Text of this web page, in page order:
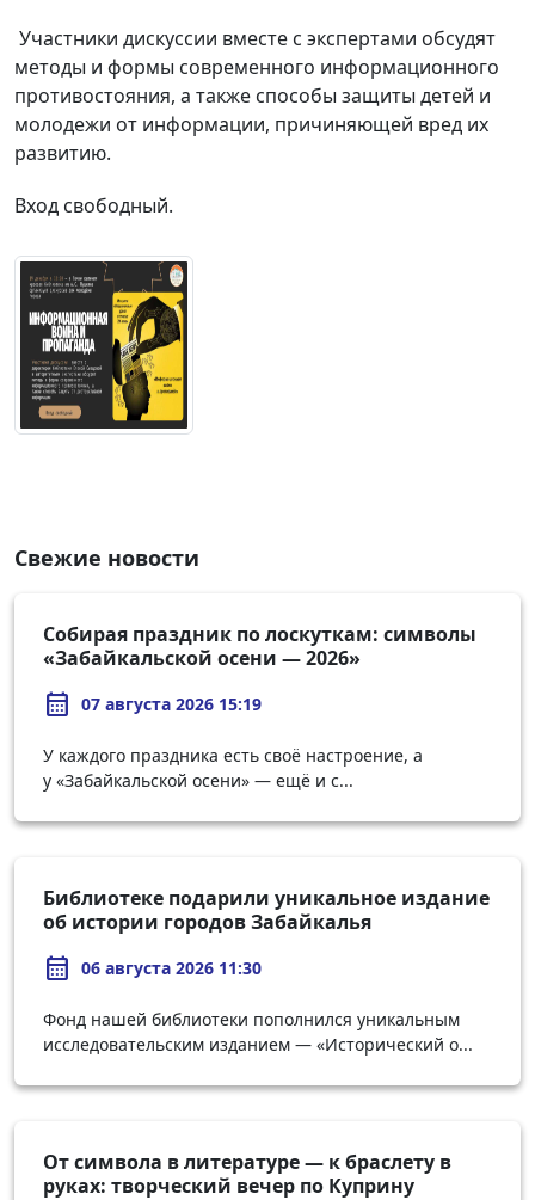
Участники дискуссии вместе с экспертами обсудят
методы и формы современного информационного
противостояния, а также способы защиты детей и
молодежи от информации, причиняющей вред их
развитию.
Вход свободный.
Свежие новости
Собирая праздник по лоскуткам: символы
«Забайкальской осени — 2026»
calendar_month 07 августа 2026 15:19
У каждого праздника есть своё настроение, а
у «Забайкальской осени» — ещё и с...
Библиотеке подарили уникальное издание
об истории городов Забайкалья
calendar_month 06 августа 2026 11:30
Фонд нашей библиотеки пополнился уникальным
исследовательским изданием — «Исторический о...
От символа в литературе — к браслету в
руках: творческий вечер по Куприну